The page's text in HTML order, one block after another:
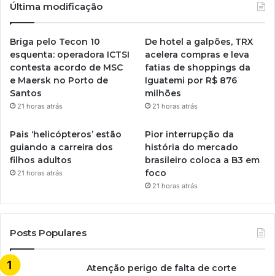
Última modificação
Briga pelo Tecon 10
esquenta: operadora ICTSI
contesta acordo de MSC
e Maersk no Porto de
Santos
21 horas atrás
De hotel a galpões, TRX
acelera compras e leva
fatias de shoppings da
Iguatemi por R$ 876
milhões
21 horas atrás
Pais ‘helicópteros’ estão
guiando a carreira dos
filhos adultos
21 horas atrás
Pior interrupção da
história do mercado
brasileiro coloca a B3 em
foco
21 horas atrás
Posts Populares
Atenção perigo de falta de corte